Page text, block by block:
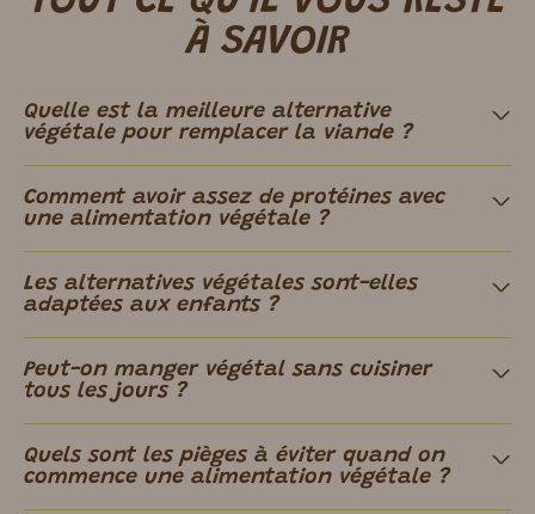
À SAVOIR
Quelle est la meilleure alternative
végétale pour remplacer la viande ?
Comment avoir assez de protéines avec
une alimentation végétale ?
Les alternatives végétales sont-elles
adaptées aux enfants ?
Peut-on manger végétal sans cuisiner
tous les jours ?
Quels sont les pièges à éviter quand on
commence une alimentation végétale ?